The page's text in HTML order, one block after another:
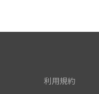
利用規約